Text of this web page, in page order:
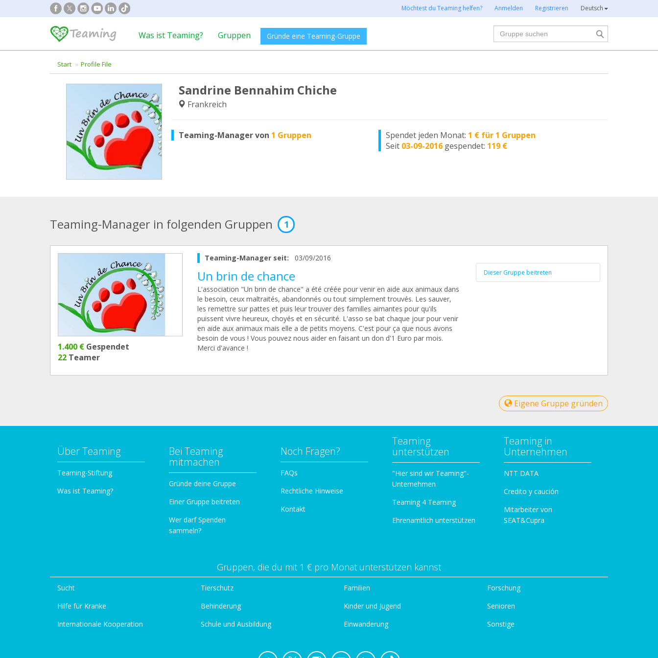
Möchtest du Teaming helfen? Anmelden Registrieren Deutsch
Was ist Teaming? Gruppen Gründe eine Teaming-Gruppe
Suche
Start Profile File
Sandrine Bennahim Chiche
Frankreich
Teaming-Manager von 1 Gruppen Spendet jeden Monat: 1 € für 1 Gruppen
Seit 03-09-2016 gespendet: 119 €
Teaming-Manager in folgenden Gruppen 1
1.400 € Gespendet
22 Teamer
Teaming-Manager seit: 03/09/2016
Un brin de chance
L'association "Un brin de chance" a été créée pour venir en aide aux animaux dans
le besoin, ceux maltraités, abandonnés ou tout simplement trouvés. Les sauver,
les remettre sur pattes et puis leur trouver des familles aimantes pour qu'ils
puissent vivre heureux, choyés et en sécurité. L'asso se bat chaque jour pour venir
en aide aux animaux mais elle a de petits moyens. C'est pour ça que nous avons
besoin de vous ! Vous pouvez nous aider en faisant un don d'1 Euro par mois.
Merci d'avance !
Dieser Gruppe beitreten
Eigene Gruppe gründen
Über Teaming
Teaming-Stiftung
Was ist Teaming?
Bei Teaming
mitmachen
Gründe deine Gruppe
Einer Gruppe beitreten
Wer darf Spenden
sammeln?
Noch Fragen?
FAQs
Rechtliche Hinweise
Kontakt
Teaming
unterstützen
"Hier sind wir Teaming"-
Unternehmen
Teaming 4 Teaming
Ehrenamtlich unterstützen
Teaming in
Unternehmen
NTT DATA
Credito y caución
Mitarbeiter von
SEAT&Cupra
Gruppen, die du mit 1 € pro Monat unterstützen kannst
Sucht
Hilfe für Kranke
Internationale Kooperation
Tierschutz
Behinderung
Schule und Ausbildung
Familien
Kinder und Jugend
Einwanderung
Forschung
Senioren
Sonstige